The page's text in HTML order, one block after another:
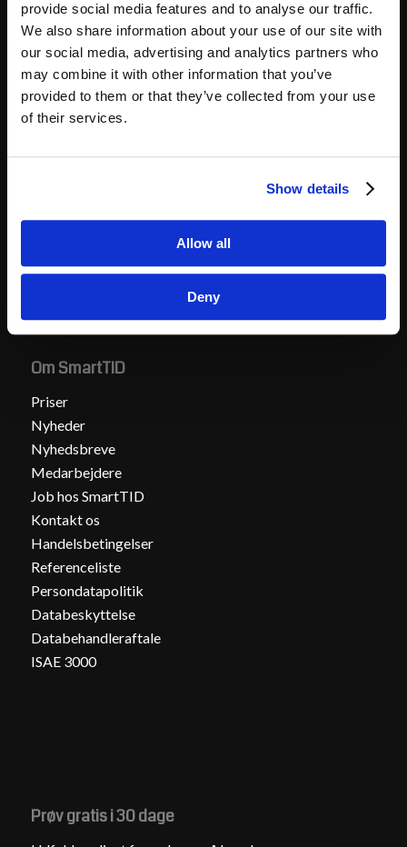
provide social media features and to analyse our traffic.
We also share information about your use of our site with
our social media, advertising and analytics partners who
may combine it with other information that you’ve
provided to them or that they’ve collected from your use
of their services.
Show details
Allow all
Deny
Hvad vi tilbyder
Håndtering af overenskomster
Support
30 dages gratis prøveperiode
Om SmartTID
Priser
Nyheder
Nyhedsbreve
Medarbejdere
Job hos SmartTID
Kontakt os
Handelsbetingelser
Referenceliste
Persondatapolitik
Databeskyttelse
Databehandleraftale
ISAE 3000
Prøv gratis i 30 dage